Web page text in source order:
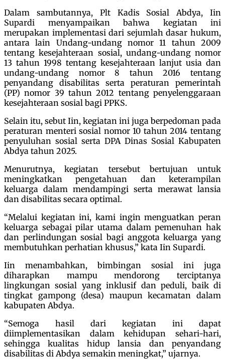
Dalam sambutannya, Plt Kadis Sosial Abdya, Iin
Supardi menyampaikan bahwa kegiatan ini
merupakan implementasi dari sejumlah dasar hukum,
antara lain Undang-undang nomor 11 tahun 2009
tentang kesejahteraan sosial, undang-undang nomor
13 tahun 1998 tentang kesejahteraan lanjut usia dan
undang-undang nomor 8 tahun 2016 tentang
penyandang disabilitas serta peraturan pemerintah
(PP) nomor 39 tahun 2012 tentang penyelenggaraan
kesejahteraan sosial bagi PPKS.
Selain itu, sebut Iin, kegiatan ini juga berpedoman pada
peraturan menteri sosial nomor 10 tahun 2014 tentang
penyuluhan sosial serta DPA Dinas Sosial Kabupaten
Abdya tahun 2025.
Menurutnya, kegiatan tersebut bertujuan untuk
meningkatkan pengetahuan dan keterampilan
keluarga dalam mendampingi serta merawat lansia
dan disabilitas secara optimal.
“Melalui kegiatan ini, kami ingin menguatkan peran
keluarga sebagai pilar utama dalam pemenuhan hak
dan perlindungan sosial bagi anggota keluarga yang
membutuhkan perhatian khusus,” kata Iin Supardi.
Iin menambahkan, bimbingan sosial ini juga
diharapkan mampu mendorong terciptanya
lingkungan sosial yang inklusif dan peduli, baik di
tingkat gampong (desa) maupun kecamatan dalam
kabupaten Abdya.
“Semoga hasil dari kegiatan ini dapat
diimplementasikan dalam kehidupan sehari-hari,
sehingga kualitas hidup lansia dan penyandang
disabilitas di Abdya semakin meningkat,” ujarnya.